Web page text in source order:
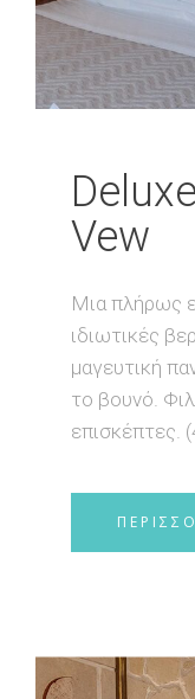
Vew
Μια πλήρως
ιδιωτικές
μαγευτική
το βουνό.
επισκέπτες.